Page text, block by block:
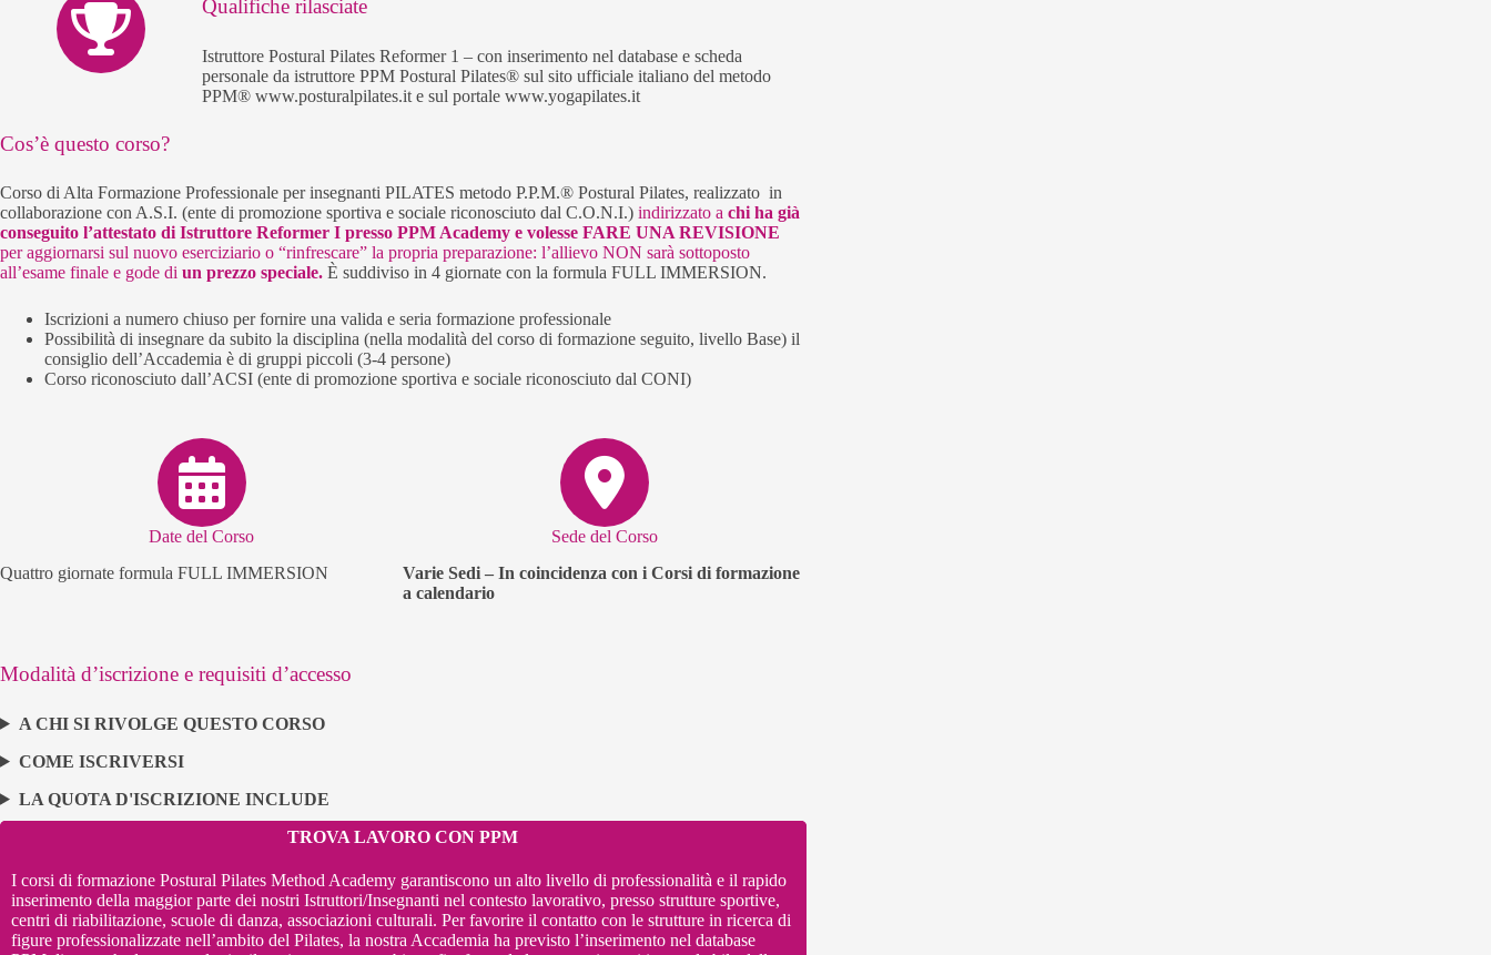
Qualifiche rilasciate
Istruttore Postural Pilates Reformer 1 – con inserimento nel database e scheda
personale da istruttore PPM Postural Pilates® sul sito ufficiale italiano del metodo
PPM® www.posturalpilates.it e sul portale www.yogapilates.it
Cos’è questo corso?
Corso di Alta Formazione Professionale per insegnanti PILATES metodo P.P.M.® Postural Pilates, realizzato in
collaborazione con A.S.I. (ente di promozione sportiva e sociale riconosciuto dal C.O.N.I.) indirizzato a chi ha già
conseguito l’attestato di Istruttore Reformer I presso PPM Academy e volesse FARE UNA REVISIONE
per aggiornarsi sul nuovo eserciziario o “rinfrescare” la propria preparazione: l’allievo NON sarà sottoposto
all’esame finale e gode di un prezzo speciale. È suddiviso in 4 giornate con la formula FULL IMMERSION.
Iscrizioni a numero chiuso per fornire una valida e seria formazione professionale
Possibilità di insegnare da subito la disciplina (nella modalità del corso di formazione seguito, livello Base) il
consiglio dell’Accademia è di gruppi piccoli (3-4 persone)
Corso riconosciuto dall’ACSI (ente di promozione sportiva e sociale riconosciuto dal CONI)
Date del Corso
Quattro giornate formula FULL IMMERSION
Sede del Corso
Varie Sedi – In coincidenza con i Corsi di formazione
a calendario
Modalità d’iscrizione e requisiti d’accesso
A CHI SI RIVOLGE QUESTO CORSO
COME ISCRIVERSI
LA QUOTA D'ISCRIZIONE INCLUDE
TROVA LAVORO CON PPM
I corsi di formazione Postural Pilates Method Academy garantiscono un alto livello di professionalità e il rapido
inserimento della maggior parte dei nostri Istruttori/Insegnanti nel contesto lavorativo, presso strutture sportive,
centri di riabilitazione, scuole di danza, associazioni culturali. Per favorire il contatto con le strutture in ricerca di
figure professionalizzate nell’ambito del Pilates, la nostra Accademia ha previsto l’inserimento nel database